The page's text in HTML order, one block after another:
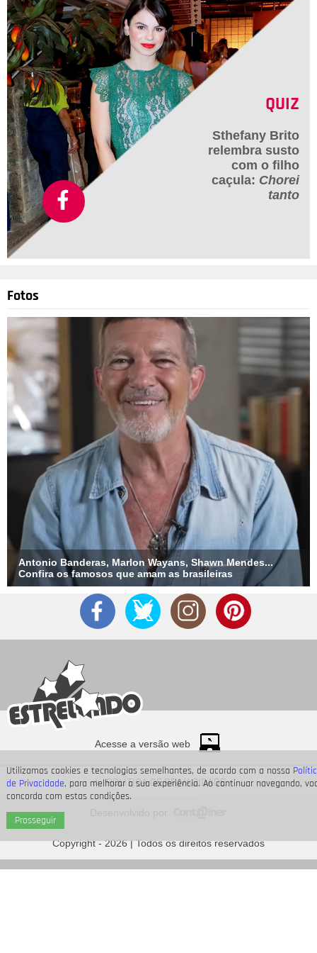
Utilizamos cookies e tecnologias semelhantes, de acordo com a nossa
de Privacidade, para melhorar a sua experiência. Ao continuar navegando,
concorda com estas condições.
Prosseguir
em sua vida um estigma que ela não merece ter. Agora, venho
publicamente anunciar que (como a maioria já especulava),
sim, a Madah é filha do Jonathan Couto. E, como MULHER,
peço que qualquer tipo de preconceito e julgamento sejam
deixados de lado nesse momento pra que vocês entendam de
uma vez por todas que a VERDADE é só uma, e ela não vai
mudar.
Divulgação 4/11
Acontece que Jonathan Couto, ex-membro da boy band P9,
era casado com Sarah Poncio, irmã de Saulo - e ex-amiga de
Letícia. Ou seja, Madalena é filha do concunhado de Letícia.
Divulgação 5/11
QUIZ
Sthefany Brito
relembra susto
com o filho
caçula: Chorei
tanto
Fotos
Antonio Banderas, Marlon Wayans, Shawn Mendes...
Confira os famosos que amam as brasileiras
Além da morte de Arthur Brandão, veja os mistérios de
Quem Ama Cuidaque precisam se resolver
Acesse a versão web
POLÍTICA DE PRIVACIDADE
Copyright - 2026 | Todos os direitos reservados